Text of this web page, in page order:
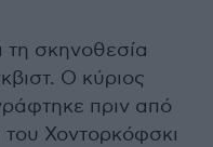
τη σκηνοθεσία
Ο κύριος
πριν από
Χοντορκόφσκι